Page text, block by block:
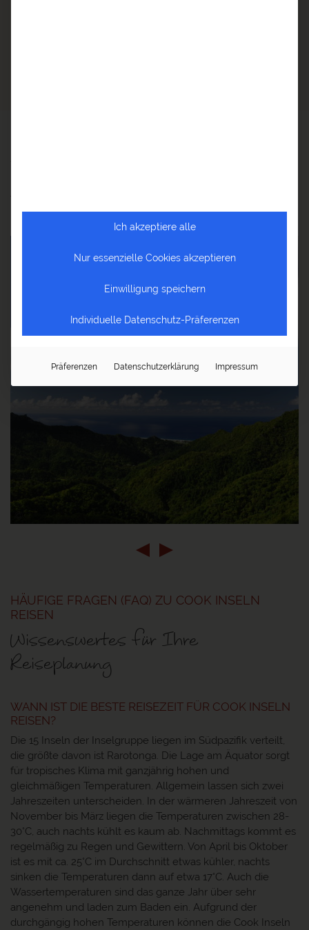
Inseln
HÄUFIGE FRAGEN (FAQ) ZU COOK INSELN
REISEN
Wissenswertes für Ihre
Reiseplanung
WANN IST DIE BESTE REISEZEIT FÜR COOK INSELN
REISEN?
Die 15 Inseln der Inselgruppe liegen im Südpazifik verteilt,
die größte davon ist Rarotonga. Die Lage am Äquator sorgt
für tropisches Klima mit ganzjährig hohen und
gleichmäßigen Temperaturen. Allgemein lassen sich zwei
Jahreszeiten unterscheiden. In der wärmeren Jahreszeit von
November bis März liegen die Temperaturen zwischen 28-
30°C, auch nachts kühlt es kaum ab. Nachmittags kommt es
regelmäßig zu Regen und Gewittern. Von April bis Oktober
ist es mit ca. 25°C im Durchschnitt etwas kühler, nachts
sinken die Temperaturen dann auf etwa 17°C. Auch die
Wassertemperaturen sind das ganze Jahr über sehr
angenehm und laden zum Baden ein. Aufgrund der
durchgängig hohen Temperaturen können die Cook Inseln
Ich akzeptiere alle
Nur essenzielle Cookies akzeptieren
Einwilligung speichern
Individuelle Datenschutz-Präferenzen
Präferenzen Datenschutzerklärung Impressum